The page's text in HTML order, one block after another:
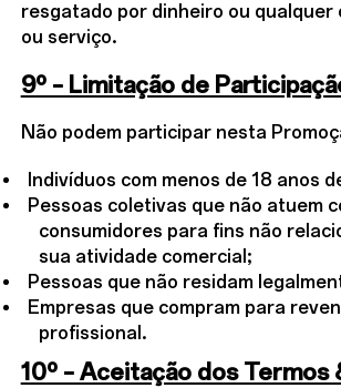
resgatado por dinheiro ou
ou serviço.
9º – Limitação de
Não podem participar nesta
Indivíduos com menos de 18 anos
Pessoas coletivas que não atuem
consumidores para fins não
sua atividade comercial;
Pessoas que não residam
Empresas que compram para
profissional.
10º – Aceitação dos Termos